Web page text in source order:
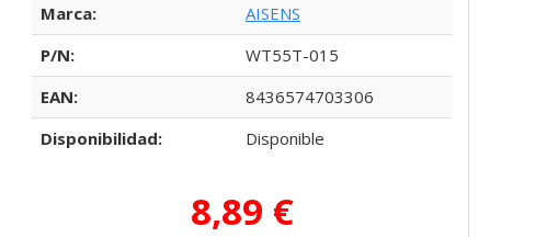
Marca:
AISENS
P/N:
WT55T-015
EAN:
8436574703306
Disponibilidad:
Disponible
8,89 €